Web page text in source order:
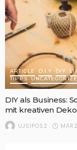
ARTICLE D.I.Y DIY
TIPPS
DIY als Business:
mit kreativen
UJSIPOS2